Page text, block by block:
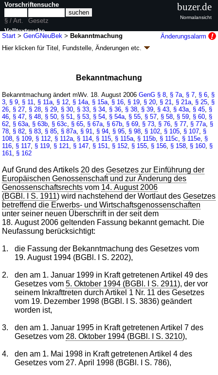
Start >GenGNeuBek >Bekanntmachung
Änderungsalarm
Hier klicken fürTitel, Fundstelle, Änderungen etc.
Neufassung des Genossenschaftsgesetzes
k.a.Abk.)
B. v. 16.10.2006BGBl. I S. 2230( Nr. 47); Geltung ab 18.08.2006
1 Änderung
| wird in 25 Vorschriften zitiert
Bekanntmachung
Bekanntmachung ändert mWv. 18. August 2006GenG § 8 § 7a § 7 § 6 §
3 § 9 § 11 § 11a § 12 § 14a § 15a § 16 § 19 § 20 § 21 § 21a § 25 §
26 § 27 § 28 § 29 § 30 § 33 § 34 § 36 § 38 § 39 § 43 § 43a § 45 §
46 § 47 § 48 § 50 § 51 § 53 § 54 § 54a § 55 § 57 § 58 § 59 § 60 §
62 § 63a § 63b § 63c § 65 § 67a § 67b § 69 § 73 § 76 § 77 § 77a §
78 § 82 § 83 § 85 § 87a § 91 § 94 § 95 § 98 § 102 § 105 § 107 §
108 § 109 § 112 § 112a § 114 § 115 § 115a § 115b § 115c § 115e §
116 § 117 § 119 § 121 § 147 § 151 § 152 § 155 § 156 § 158 § 160 §
161
§ 162
Auf Grund des Artikels 20 desGesetzes zur Einführung der
Europäischen Genossenschaft und zur Änderung des
Genossenschaftsrechts vom 14. August 2006
(BGBl. I S. 1911) wird nachstehend der Wortlaut desGesetzes
betreffend die Erwerbs- und Wirtschaftsgenossenschaften
unter seiner neuen Überschrift in der seit dem
18. August 2006 geltenden Fassung bekannt gemacht. Die
Neufassung berücksichtigt:
1.
die Fassung der Bekanntmachung des Gesetzes vom
19. August 1994 (BGBl. I S. 2202),
2.
den am 1. Januar 1999 in Kraft getretenen Artikel 49 des
Gesetzes vom5. Oktober 1994 (BGBl. I S. 2911), der vor
seinem Inkrafttreten durch Artikel 1 Nr. 11 des Gesetzes
vom 19. Dezember 1998 (BGBl. I S. 3836) geändert
worden ist,
3.
den am 1. Januar 1995 in Kraft getretenen Artikel 7 des
Gesetzes vom 28. Oktober 1994 (BGBl. I S. 3210),
4.
den am 1. Mai 1998 in Kraft getretenen Artikel 4 des
Gesetzes vom 27. April 1998 (BGBl. I S. 786),
Vorschriftensuche
§ / Art.
Gesetz
Volltextsuche
nur in GenGNeuBek
buzer.de
Normalansicht